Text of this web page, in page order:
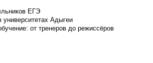
ЕГЭ
университетах Адыгеи
от тренеров до режиссёров